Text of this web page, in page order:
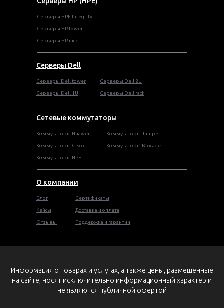
О компании
Серверы Dell
Сетевые коммутаторы
Серверы HPE Integrity
Cерверы HP tower
Cерверы HP rack
Cерверы Dell tower
Серверы Dell 1U
Серверы Dell 2U
Серверы Dell rack
Блог
Кейсы
Отзывы
Сертификаты
Доставка и оплата
Поддержка и гарантии
Коммутаторы Huawei
Коммутаторы Cisco
Коммутаторы HPE
Коммутаторы Juniper
Коммутаторы Brocade
Информация о товарах и услугах, а также цены, размещённые
на сайте, носят исключительно информационный характер и
не являются публичной офертой